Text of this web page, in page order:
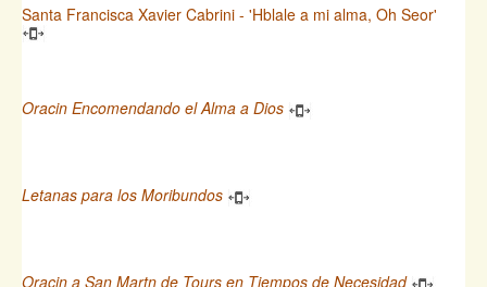
Santa Francisca Xavier Cabrini - 'Hblale a mi alma, Oh Seor'
Oracin Encomendando el Alma a Dios
Letanas para los Moribundos
Oracin a San Martn de Tours en Tiempos de Necesidad